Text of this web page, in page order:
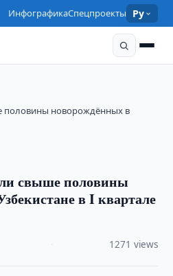
ИнфографикаСпецпроекты Ру
половины новорождённых в
свыше половины
в I квартале
1271 views